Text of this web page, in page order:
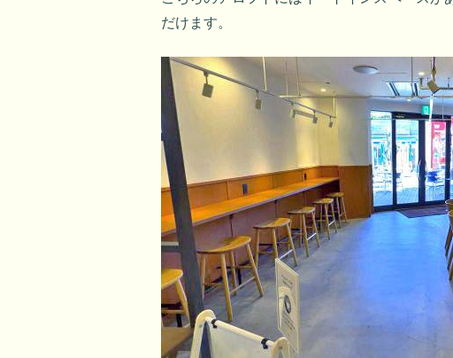
だけます。